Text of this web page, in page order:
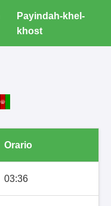
Payindah-khel-
khost
Orario
03:36